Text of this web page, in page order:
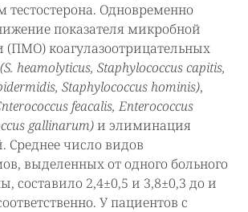
тестостерона. Одновременно
показателя микробной
(ПМО) коагулазоотрицательных
(S. heamolyticus, Staphylococcus capitis,
Staphylococcus hominis),
feacalis, Enterococcus
gallinarum)и элиминация
Среднее число видов
выделенных от одного больного
составило 2,4±0,5 и 3,8±0,3 до и
У пациентов с